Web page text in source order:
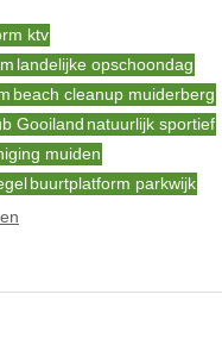
ktv
landelijke opschoondag
beach cleanup muiderberg
Gooiland natuurlijk sportief
muiden
buurtplatform parkwijk